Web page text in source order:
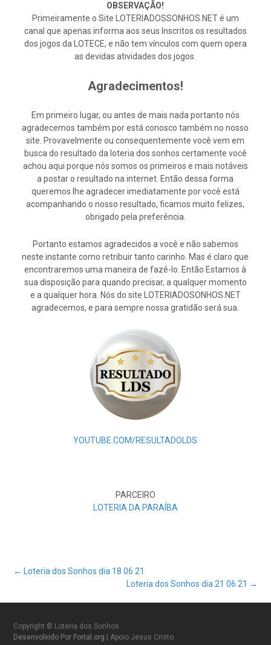
OBSERVAÇÃO!
Primeiramente o Site LOTERIADOSSONHOS.NET é um
canal que apenas informa aos seus Inscritos os resultados
dos jogos da LOTECE, e não tem vínculos com quem opera
as devidas atividades dos jogos.
Agradecimentos!
Em primeiro lugar, ou antes de mais nada portanto nós
agradecemos também por está conosco também no nosso
site. Provavelmente ou consequentemente você vem em
busca do resultado da loteria dos sonhos certamente você
achou aqui porque nós somos os primeiros e mais notáveis
a postar o resultado na internet. Então dessa forma
queremos lhe agradecer imediatamente por você está
acompanhando o nosso resultado, ficamos muito felizes,
obrigado pela preferência.
Portanto estamos agradecidos a você e não sabemos
neste instante como retribuir tanto carinho. Mas é claro que
encontraremos uma maneira de fazê-lo. Então Estamos à
sua disposição para quando precisar, a qualquer momento
e a qualquer hora. Nós do site LOTERIADOSONHOS.NET
agradecemos, e para sempre nossa gratidão será sua.
YOUTUBE.COM/RESULTADOLDS
PARCEIRO
LOTERIA DA PARAÍBA
Post
navigation
← Loteria dos Sonhos dia 18 06 21
Loteria dos Sonhos dia 21 06 21 →
Copyright © Loteria dos Sonhos
Desenvolvido Por Fortal.org
| Apoio Jesus Cristo